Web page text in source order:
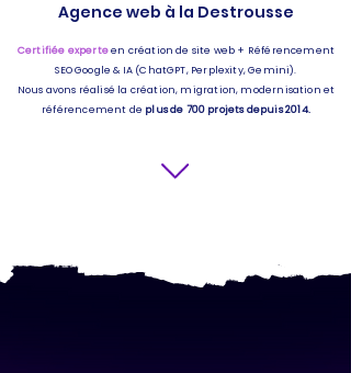
Agence web à la Destrousse
Certifiée experteen création de site web + Référencement
SEO Google & IA (ChatGPT, Perplexity, Gemini).
Nous avons réalisé la création, migration, modernisation et
référencement de plus de 700 projets depuis 2014.